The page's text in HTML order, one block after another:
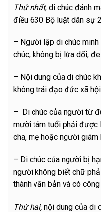
Thứ nhất, di chúc đánh
điều 630 Bộ luật dân sự
– Người lập di chúc
chúc; không bị lừa dối,
– Nội dung của di chúc
không trái đạo đức xã
– Di chúc của người từ
mười tám tuổi phải được
cha, mẹ hoặc người
– Di chúc của người bị
người không biết chữ
thành văn bản và có
Thứ hai, nội dung của di